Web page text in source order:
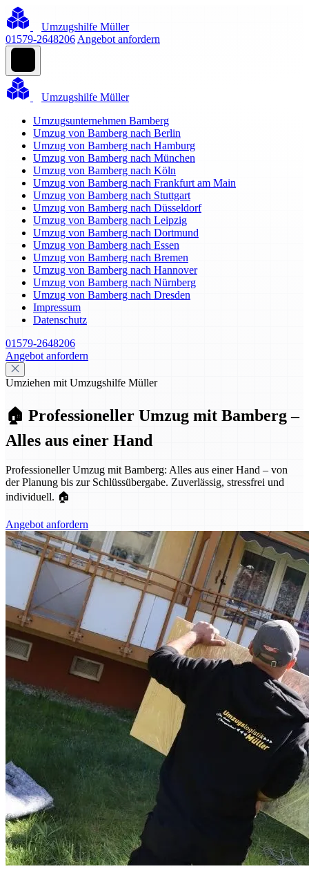
Umzugshilfe Müller
01579-2648206 Angebot anfordern
Umzugshilfe Müller
Umzugsunternehmen Bamberg
Umzug von Bamberg nach Berlin
Umzug von Bamberg nach Hamburg
Umzug von Bamberg nach München
Umzug von Bamberg nach Köln
Umzug von Bamberg nach Frankfurt am Main
Umzug von Bamberg nach Stuttgart
Umzug von Bamberg nach Düsseldorf
Umzug von Bamberg nach Leipzig
Umzug von Bamberg nach Dortmund
Umzug von Bamberg nach Essen
Umzug von Bamberg nach Bremen
Umzug von Bamberg nach Hannover
Umzug von Bamberg nach Nürnberg
Umzug von Bamberg nach Dresden
Impressum
Datenschutz
01579-2648206
Angebot anfordern
Umziehen mit Umzugshilfe Müller
🏠 Professioneller Umzug mit Bamberg –
Alles aus einer Hand
Professioneller Umzug mit Bamberg: Alles aus einer Hand – von
der Planung bis zur Schlüssübergabe. Zuverlässig, stressfrei und
individuell. 🏠
Angebot anfordern